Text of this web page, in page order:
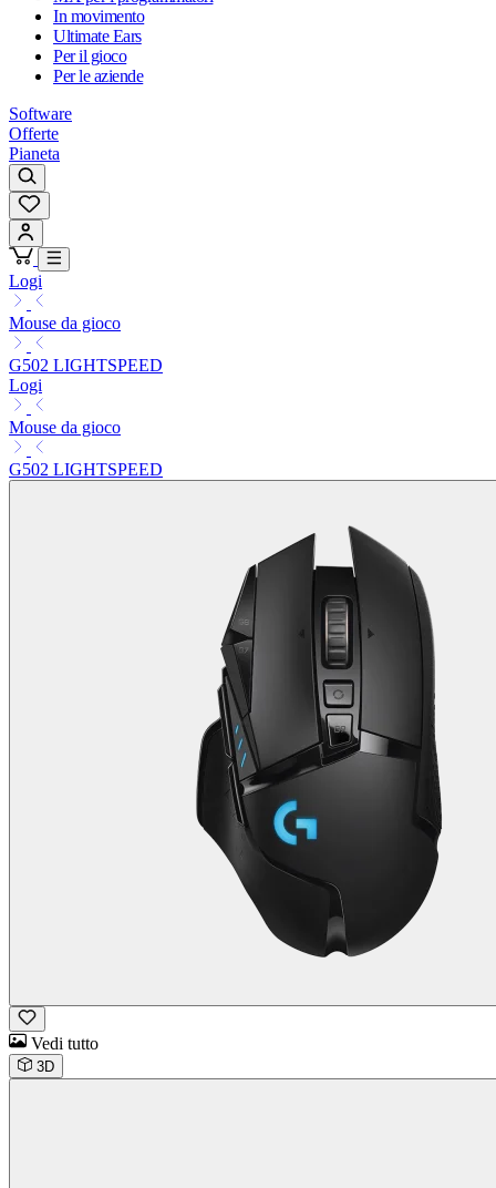
In movimento
Ultimate Ears
Per il gioco
Per le aziende
Software
Offerte
Pianeta
Logi
Mouse da gioco
G502 LIGHTSPEED
Logi
Mouse da gioco
G502 LIGHTSPEED
Vedi tutto
3D